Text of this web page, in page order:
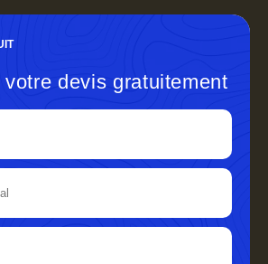
votre devis gratuitement